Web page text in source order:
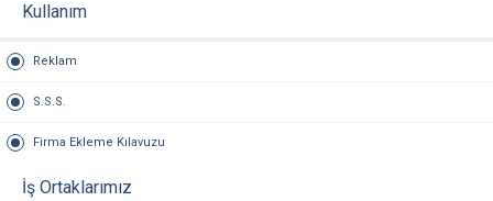
Kullanım
Reklam
S.S.S.
Firma Ekleme Kılavuzu
İş Ortaklarımız